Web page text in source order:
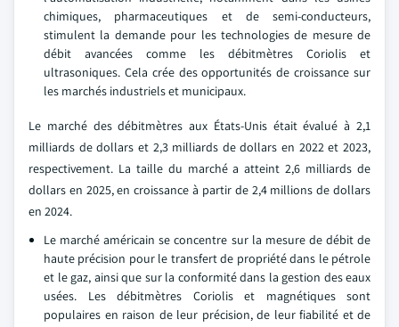
chimiques, pharmaceutiques et de semi-conducteurs,
stimulent la demande pour les technologies de mesure de
débit avancées comme les débitmètres Coriolis et
ultrasoniques. Cela crée des opportunités de croissance sur
les marchés industriels et municipaux.
Le marché des débitmètres aux États-Unis était évalué à 2,1
milliards de dollars et 2,3 milliards de dollars en 2022 et 2023,
respectivement. La taille du marché a atteint 2,6 milliards de
dollars en 2025, en croissance à partir de 2,4 millions de dollars
en 2024.
Le marché américain se concentre sur la mesure de débit de
haute précision pour le transfert de propriété dans le pétrole
et le gaz, ainsi que sur la conformité dans la gestion des eaux
usées. Les débitmètres Coriolis et magnétiques sont
populaires en raison de leur précision, de leur fiabilité et de